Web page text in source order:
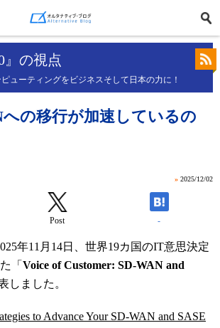
』の視点
ューティングをビジネスそして日本の力に！
への移行が加速しているの
» 2025/12/02
Post -
年11月14日、世界19カ国のIT意思決定
「 Voice of Customer: SD-WAN and
しました。
to Advance Your SD-WAN and SASE